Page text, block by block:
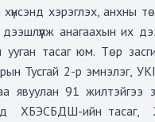
хүнсэнд хэрэглэх,
анагаахын их
ууган тасаг юм. Төр
Тусгай 2-р эмнэлэг, УК
явуулан 91 жилтэйгээ
ХБЭСБДШ-ийн тасаг,